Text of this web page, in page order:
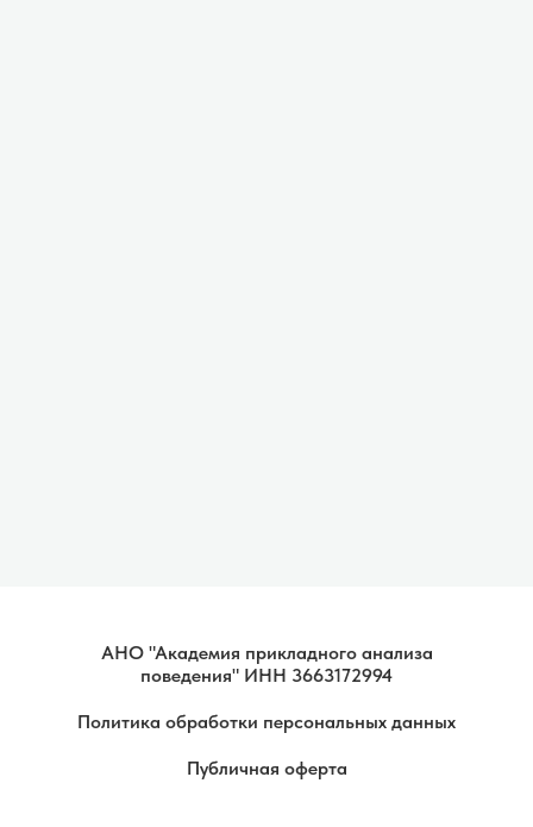
АНО "Академия прикладного анализа
поведения" ИНН 3663172994
Политика обработки персональных данных
Публичная оферта